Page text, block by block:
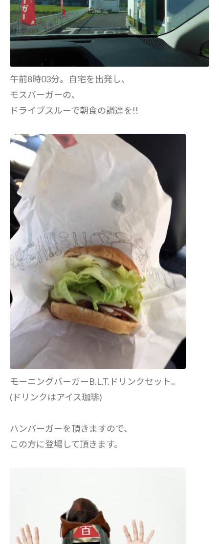
午前8時03分。自宅を出発し、
モスバーガーの、
ドライブスルーで朝食の調達を!!
モーニングバーガーB.L.T.ドリンクセット。
(ドリンクはアイス珈琲)
ハンバーガーを頂きますので、
この方に登場して頂きます。